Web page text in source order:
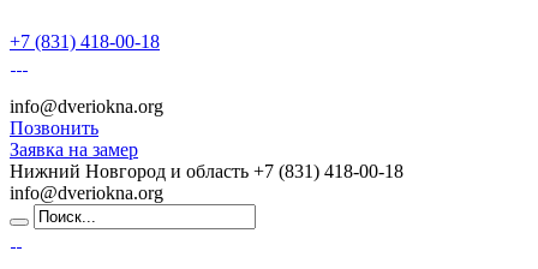
+7 (831) 418-00-18
info@dveriokna.org
Позвонить
Заявка на замер
Нижний Новгород и область +7 (831) 418-00-18
info@dveriokna.org